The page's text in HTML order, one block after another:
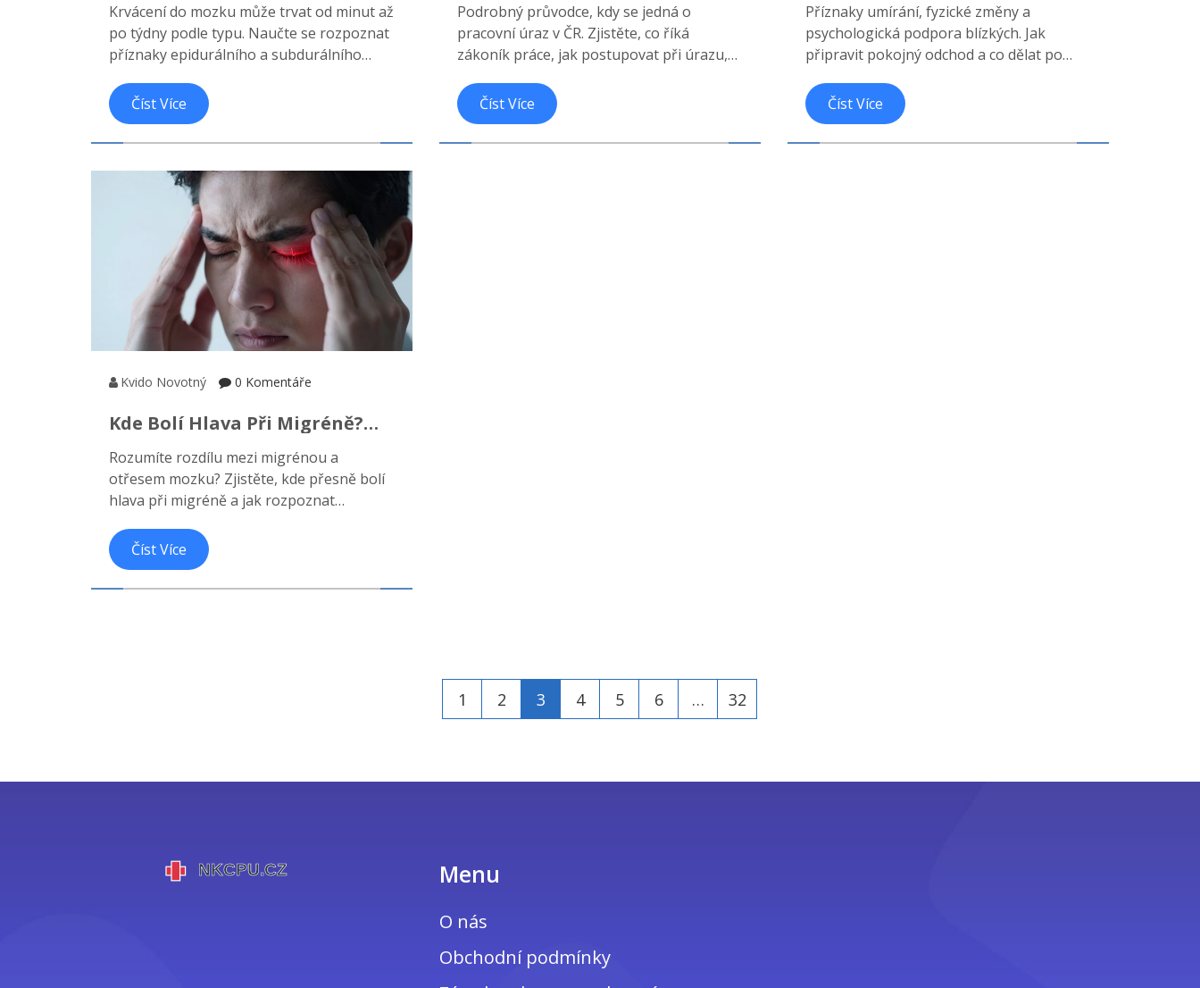
Záchranku
Krvácení do mozku může trvat od minut až
po týdny podle typu. Naučte se rozpoznat
příznaky epidurálního a subdurálního
vážného poškození a vědět, kdy okamžitě
volat záchranku.
Číst Více
Zaměstnavatele
Podrobný průvodce, kdy se jedná o
pracovní úraz v ČR. Zjistěte, co říká
zákoník práce, jak postupovat při úrazu,
Praktické rady pro zaměstnance.
Číst Více
Odchod
Příznaky umírání, fyzické změny a
psychologická podpora blízkých. Jak
připravit pokojný odchod a co dělat po
Číst Více
Kvido Novotný 0 Komentáře
Kde Bolí Hlava Při Migréně?
Otřesu Mozku
Rozumíte rozdílu mezi migrénou a
otřesem mozku? Zjistěte, kde přesně bolí
hlava při migréně a jak rozpoznat
úrazu.Číst Více
1 2 3 4 5 6 … 32
Menu
O nás
Obchodní podmínky